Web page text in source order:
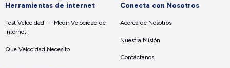
Herramientas de internet
Test Velocidad — Medir Velocidad de
Internet
Que Velocidad Necesito
Conecta con Nosotros
Acerca de Nosotros
Nuestra Misión
Contáctanos